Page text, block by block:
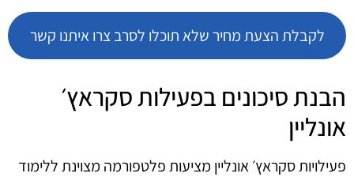
לקבלת הצעת מחיר שלא תוכלו לסרב צרו איתנו קשר
הבנת סיכונים בפעילות סקראץ׳
אונליין
פעילויות סקראץ׳ אונליין מציעות פלטפורמה מצוינת ללימוד